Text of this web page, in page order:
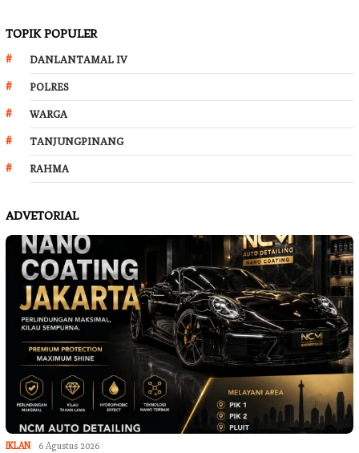
TOPIK POPULER
DANLANTAMAL IV
POLRES
WARGA
TANJUNGPINANG
RAHMA
ADVETORIAL
IKLAN 6 Agustus 2026